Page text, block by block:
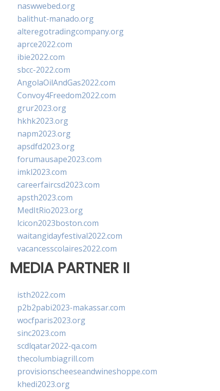
naswwebed.org
balithut-manado.org
alteregotradingcompany.org
aprce2022.com
ibie2022.com
sbcc-2022.com
AngolaOilAndGas2022.com
Convoy4Freedom2022.com
grur2023.org
hkhk2023.org
napm2023.org
apsdfd2023.org
forumausape2023.com
imkl2023.com
careerfaircsd2023.com
apsth2023.com
MedItRio2023.org
lcicon2023boston.com
waitangidayfestival2022.com
vacancesscolaires2022.com
MEDIA PARTNER II
isth2022.com
p2b2pabi2023-makassar.com
wocfparis2023.org
sinc2023.com
scdlqatar2022-qa.com
thecolumbiagrill.com
provisionscheeseandwineshoppe.com
khedi2023.org